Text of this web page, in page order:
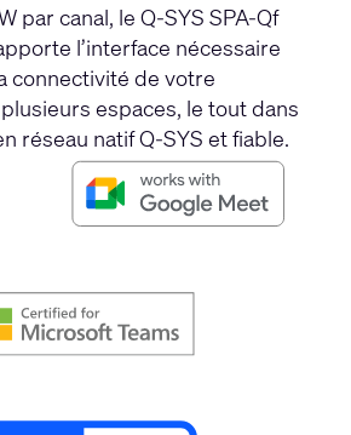
par canal, le Q-SYS SPA-Qf
l’interface nécessaire
connectivité de votre
espaces, le tout dans
réseau natif Q-SYS et fiable.